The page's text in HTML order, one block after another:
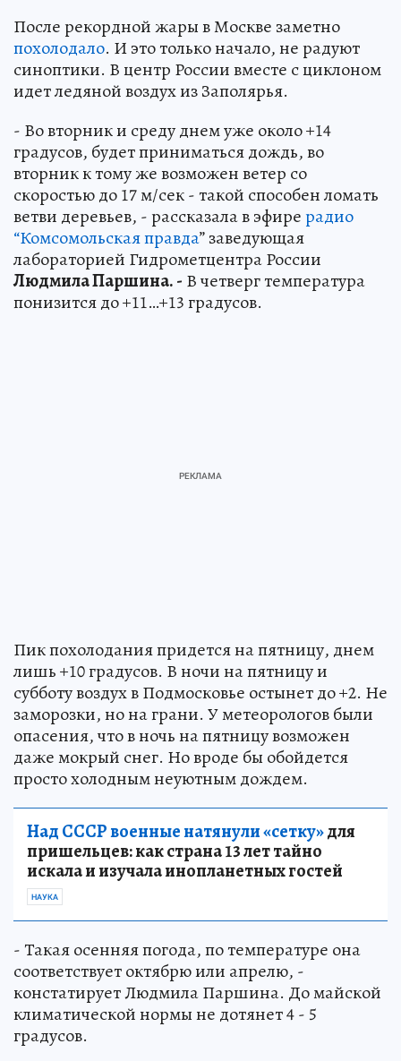
После рекордной жары в Москве заметно
похолодало. И это только начало, не радуют
синоптики. В центр России вместе с циклоном
идет ледяной воздух из Заполярья.
- Во вторник и среду днем уже около +14
градусов, будет приниматься дождь, во
вторник к тому же возможен ветер со
скоростью до 17 м/сек - такой способен ломать
ветви деревьев, - рассказала в эфирерадио
“Комсомольская правда” заведующая
лабораторией Гидрометцентра России
Людмила Паршина. - В четверг температура
понизится до +11…+13 градусов.
Пик похолодания придется на пятницу, днем
лишь +10 градусов. В ночи на пятницу и
субботу воздух в Подмосковье остынет до +2. Не
заморозки, но на грани. У метеорологов были
опасения, что в ночь на пятницу возможен
даже мокрый снег. Но вроде бы обойдется
просто холодным неуютным дождем.
Над СССР военные натянули «сетку»для
пришельцев: как страна 13 лет тайно
искала и изучала инопланетных гостей
НАУКА
- Такая осенняя погода, по температуре она
соответствует октябрю или апрелю, -
констатирует Людмила Паршина. До майской
климатической нормы не дотянет 4 - 5
градусов.